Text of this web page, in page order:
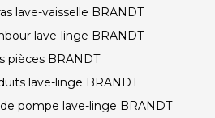
lave-vaisselle BRANDT
lave-linge BRANDT
pièces BRANDT
lave-linge BRANDT
pompe lave-linge BRANDT